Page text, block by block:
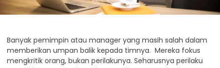
Banyak pemimpin atau manager yang masih salah dalam
memberikan umpan balik kepada timnya. Mereka fokus
mengkritik orang, bukan perilakunya. Seharusnya perilaku